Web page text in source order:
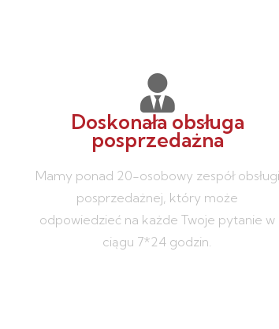
Doskonała obsługa
posprzedażna
Mamy ponad 20-osobowy zespół obsługi
posprzedażnej, który może
odpowiedzieć na każde Twoje pytanie w
ciągu 7*24 godzin.